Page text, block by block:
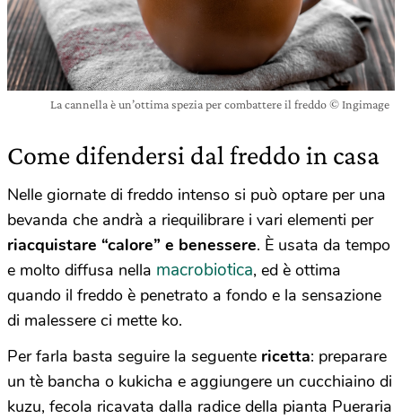
La cannella è un’ottima spezia per combattere il freddo © Ingimage
Come difendersi dal freddo in casa
Nelle giornate di freddo intenso si può optare per una
bevanda che andrà a riequilibrare i vari elementi per
riacquistare “calore” e benessere. È usata da tempo
e molto diffusa nella macrobiotica, ed è ottima
quando il freddo è penetrato a fondo e la sensazione
di malessere ci mette ko.
Per farla basta seguire la seguente ricetta: preparare
un tè bancha o kukicha e aggiungere un cucchiaino di
kuzu, fecola ricavata dalla radice della pianta Pueraria